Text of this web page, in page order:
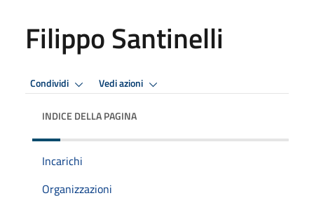
Filippo Santinelli
Condividi Vedi azioni
INDICE DELLA PAGINA
Incarichi
Organizzazioni